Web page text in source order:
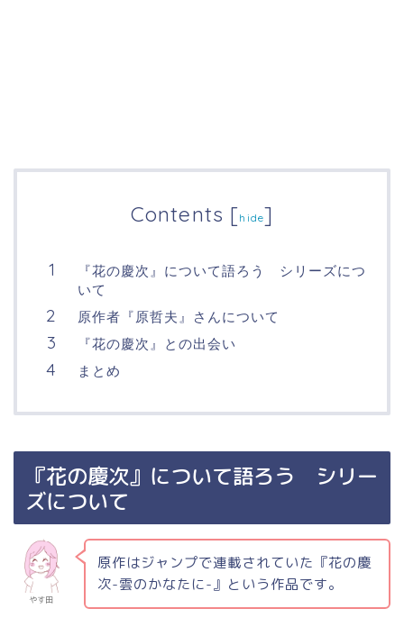
Contents [hide]
『花の慶次』について語ろう シリーズにつ
いて
原作者『原哲夫』さんについて
『花の慶次』との出会い
まとめ
『花の慶次』について語ろう シリー
ズについて
やす田
原作はジャンプで連載されていた『花の慶
次-雲のかなたに-』という作品です。